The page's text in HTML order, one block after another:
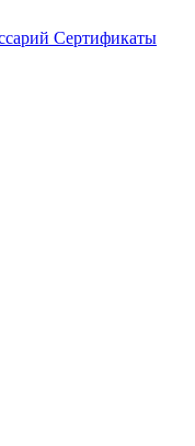
Сертификаты